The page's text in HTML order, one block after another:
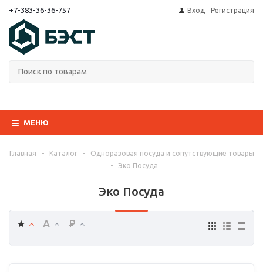
+7-383-36-36-757 Вход Регистрация
МЕНЮ
Главная - Каталог -
Одноразовая посуда и сопутствующие товары
-
Эко Посуда
Эко Посуда